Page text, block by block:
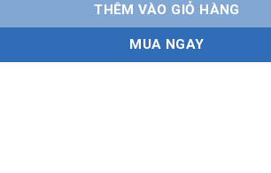
THÊM VÀO GIỎ HÀNG
MUA NGAY